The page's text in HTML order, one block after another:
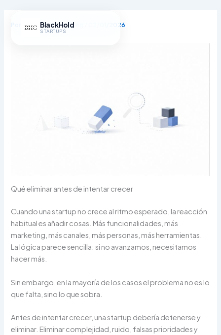
contenido BlackHold
STARTUPS
Por BlackHold Consulting 02/01/2026
Qué eliminar antes de intentar crecer
Cuando una startup no crece al ritmo esperado, la reacción
habitual es añadir cosas. Más funcionalidades, más
marketing, más canales, más personas, más herramientas.
La lógica parece sencilla: si no avanzamos, necesitamos
hacer más.
Sin embargo, en la mayoría de los casos el problema no es lo
que falta, sino lo que sobra.
Antes de intentar crecer, una startup debería detenerse y
eliminar. Eliminar complejidad, ruido, falsas prioridades y